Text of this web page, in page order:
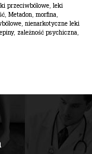
przeciwbólowe, leki
, Metadon, morfina,
, nienarkotyczne leki
, zależność psychiczna,